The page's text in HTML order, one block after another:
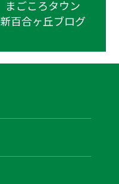
まごころタウン
新百合ヶ丘ブログ